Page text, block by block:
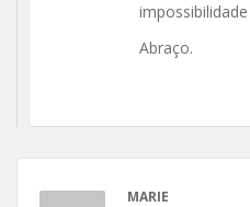
Abraço.
MARIE